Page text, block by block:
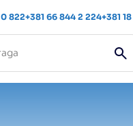
0 822+381 66 844 2 224+381